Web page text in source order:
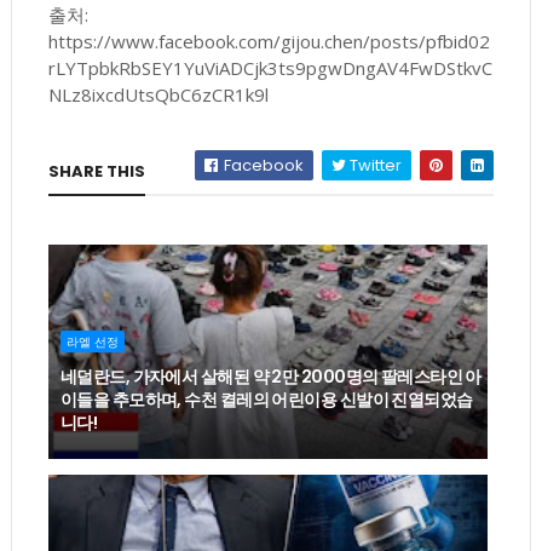
출처:
https://www.facebook.com/gijou.chen/posts/pfbid02
rLYTpbkRbSEY1YuViADCjk3ts9pgwDngAV4FwDStkvC
NLz8ixcdUtsQbC6zCR1k9l
SHARE THIS Facebook Twitter
라엘 선정
네덜란드, 가자에서 살해된 약 2만 2000명의 팔레스타인 아
이들을 추모하며, 수천 켤레의 어린이용 신발이 진열되었습
니다!